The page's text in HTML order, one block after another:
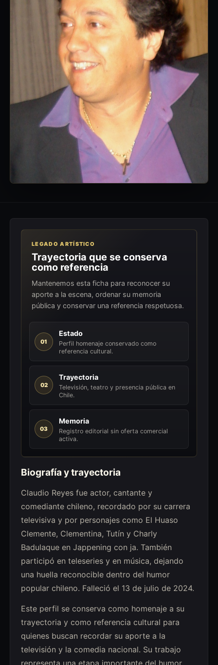
LEGADO ARTÍSTICO
Trayectoria que se conserva
como referencia
Mantenemos esta ficha para reconocer su
aporte a la escena, ordenar su memoria
pública y conservar una referencia respetuosa.
01
Estado
Perfil homenaje conservado como
referencia cultural.
02
Trayectoria
Televisión, teatro y presencia pública en
Chile.
03
Memoria
Registro editorial sin oferta comercial
activa.
Biografía y trayectoria
Claudio Reyes fue actor, cantante y
comediante chileno, recordado por su carrera
televisiva y por personajes como El Huaso
Clemente, Clementina, Tutín y Charly
Badulaque en Jappening con ja. También
participó en teleseries y en música, dejando
una huella reconocible dentro del humor
popular chileno. Falleció el 13 de julio de 2024.
Este perfil se conserva como homenaje a su
trayectoria y como referencia cultural para
quienes buscan recordar su aporte a la
televisión y la comedia nacional. Su trabajo